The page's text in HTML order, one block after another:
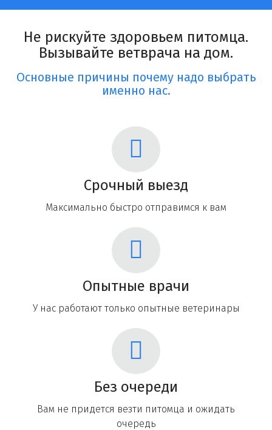
Не рискуйте здоровьем питомца.
Вызывайте ветврача на дом.
Основные причины почему надо выбрать
именно нас.
Срочный выезд
Максимально быстро отправимся к вам
Опытные врачи
У нас работают только опытные ветеринары
Без очереди
Вам не придется везти питомца и ожидать
очередь